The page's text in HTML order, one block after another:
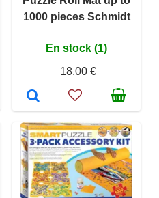
1000 pieces Schmidt
En stock (1)
18,00 €